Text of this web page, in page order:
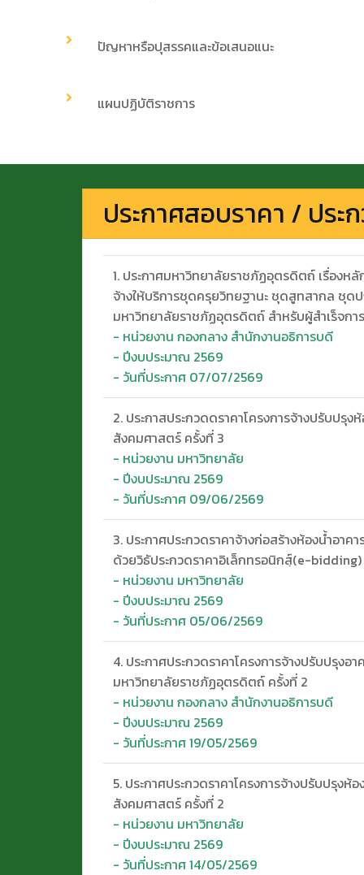
ปัญหาหรือปุสรรคและข้อเสนอแนะ
แผนปฏิบัติราชการ
ประกาศสอบราคา / ประ
1. ประกาศมหาวิทยาลัยราชภัฏอุตรดิตถ์ เรื่องห
จ้างให้บริการชุดครุยวิทยฐานะ ชุดสูทสากล ชุ
มหาวิทยาลัยราชภัฏอุตรดิตถ์ สำหรับผู้สำเร็จก
- หน่วยงาน กองกลาง สำนักงานอธิการบดี
- ปีงบประมาณ 2569
- วันที่ประกาศ 07/07/2569
2. ประกาสประกวดดราคาโครงการจ้างปรับปรุ
สังคมศาสตร์ ครั้งที่ 3
- หน่วยงาน มหาวิทยาลัย
- ปีงบประมาณ 2569
- วันที่ประกาศ 09/06/2569
3. ประกาศประกวดราคาจ้างก่อสร้างห้องน้ำอาค
ด้วยวิธัประกวดราคาอิเล็กทรอนิกสฺ์(e-bidding)
- หน่วยงาน มหาวิทยาลัย
- ปีงบประมาณ 2569
- วันที่ประกาศ 05/06/2569
4. ประกาศประกวดราคาโครงการจ้างปรับปรุงอ
มหาวิทยาลัยราชภัฏอุตรดิตถ์ ครั้งที่ 2
- หน่วยงาน กองกลาง สำนักงานอธิการบดี
- ปีงบประมาณ 2569
- วันที่ประกาศ 19/05/2569
5. ประกาศประกวดราคาโครงการจ้างปรับปรุง
สังคมศาสตร์ ครั้งที่ 2
- หน่วยงาน มหาวิทยาลัย
- ปีงบประมาณ 2569
- วันที่ประกาศ 14/05/2569